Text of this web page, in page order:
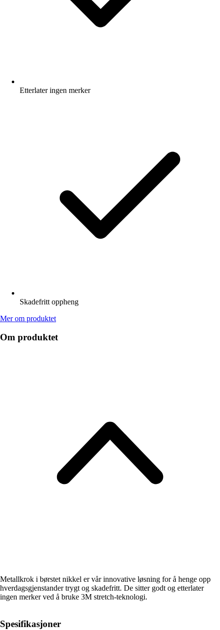
Etterlater ingen merker
Skadefritt oppheng
Mer om produktet
Om produktet
Metallkrok i børstet nikkel er vår innovative løsning for å henge opp
hverdagsgjenstander trygt og skadefritt. De sitter godt og etterlater
ingen merker ved å bruke 3M stretch-teknologi.
Spesifikasjoner